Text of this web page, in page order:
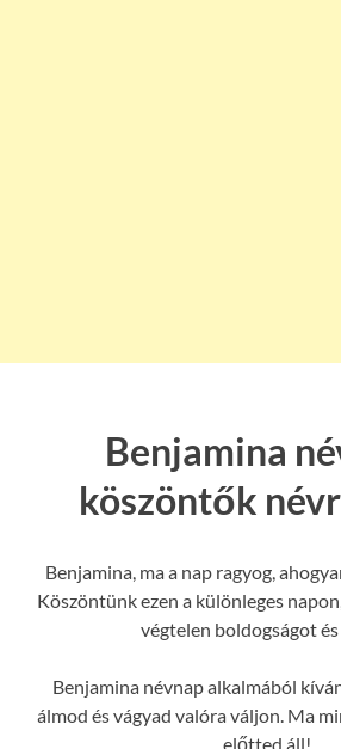
Benjamina
köszöntők
Benjamina, ma a nap ragyog,
Köszöntünk ezen a különleges
végtelen boldogságot
Benjamina névnap alkalmából
álmod és vágyad valóra váljon. Ma
előtted áll!